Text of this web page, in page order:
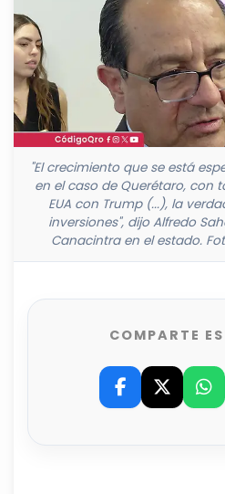
"El crecimiento que se está
en el caso de Querétaro, con
EUA con Trump (...), la
inversiones", dijo Alfredo
Canacintra en el estado.
COMPARTE